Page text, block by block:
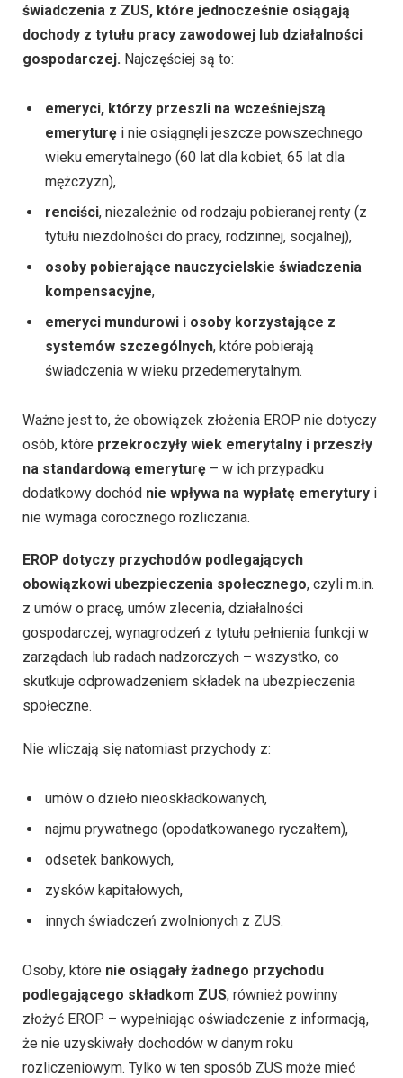
świadczenia z ZUS, które jednocześnie osiągają
dochody z tytułu pracy zawodowej lub działalności
gospodarczej. Najczęściej są to:
emeryci, którzy przeszli na wcześniejszą
emeryturę i nie osiągnęli jeszcze powszechnego
wieku emerytalnego (60 lat dla kobiet, 65 lat dla
mężczyzn),
renciści, niezależnie od rodzaju pobieranej renty (z
tytułu niezdolności do pracy, rodzinnej, socjalnej),
osoby pobierające nauczycielskie świadczenia
kompensacyjne,
emeryci mundurowi i osoby korzystające z
systemów szczególnych, które pobierają
świadczenia w wieku przedemerytalnym.
Ważne jest to, że obowiązek złożenia EROP nie dotyczy
osób, które przekroczyły wiek emerytalny i przeszły
na standardową emeryturę – w ich przypadku
dodatkowy dochód nie wpływa na wypłatę emerytury i
nie wymaga corocznego rozliczania.
EROP dotyczy przychodów podlegających
obowiązkowi ubezpieczenia społecznego, czyli m.in.
z umów o pracę, umów zlecenia, działalności
gospodarczej, wynagrodzeń z tytułu pełnienia funkcji w
zarządach lub radach nadzorczych – wszystko, co
skutkuje odprowadzeniem składek na ubezpieczenia
społeczne.
Nie wliczają się natomiast przychody z:
umów o dzieło nieoskładkowanych,
najmu prywatnego (opodatkowanego ryczałtem),
odsetek bankowych,
zysków kapitałowych,
innych świadczeń zwolnionych z ZUS.
Osoby, które nie osiągały żadnego przychodu
podlegającego składkom ZUS, również powinny
złożyć EROP – wypełniając oświadczenie z informacją,
że nie uzyskiwały dochodów w danym roku
rozliczeniowym. Tylko w ten sposób ZUS może mieć